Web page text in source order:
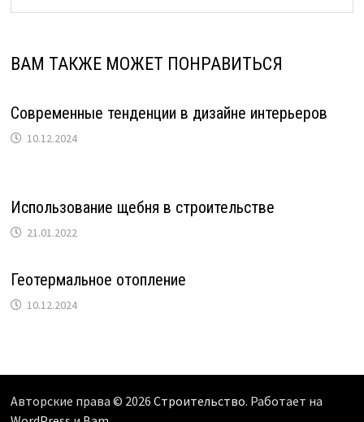
ВАМ ТАКЖЕ МОЖЕТ ПОНРАВИТЬСЯ
Современные тенденции в дизайне интерьеров
10.12.2024
Использование щебня в строительстве
21.01.2022
Геотермальное отопление
10.12.2024
Авторские права © 2026 Строительство. Работает на